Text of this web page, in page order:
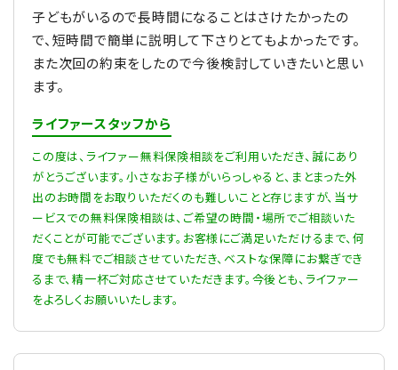
子どもがいるので長時間になることはさけたかったの
で、短時間で簡単に説明して下さりとてもよかったです。
また次回の約束をしたので今後検討していきたいと思い
ます。
ライファースタッフから
この度は、ライファー無料保険相談をご利用いただき、誠にあり
がとうございます。小さなお子様がいらっしゃると、まとまった外
出のお時間をお取りいただくのも難しいことと存じますが、当サ
ービスでの無料保険相談は、ご希望の時間・場所でご相談いた
だくことが可能でございます。お客様にご満足いただけるまで、何
度でも無料でご相談させていただき、ベストな保障にお繋ぎでき
るまで、精一杯ご対応させていただきます。今後とも、ライファー
をよろしくお願いいたします。